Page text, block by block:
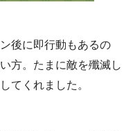
後に即行動もあるの
方。たまに敵を殲滅し
てくれました。